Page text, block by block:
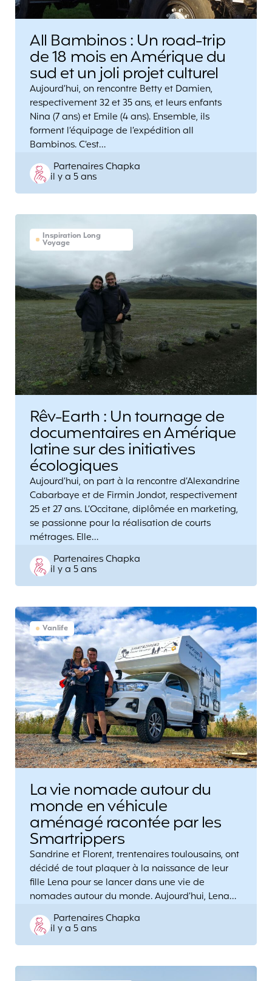
All Bambinos : Un road-trip
de 18 mois en Amérique du
sud et un joli projet culturel
Aujourd’hui, on rencontre Betty et Damien,
respectivement 32 et 35 ans, et leurs enfants
Nina (7 ans) et Emile (4 ans). Ensemble, ils
forment l’équipage de l’expédition all
Bambinos. C’est…
Posted
by
Partenaires Chapka
il y a 5 ans
Inspiration Long
Voyage
Rêv-Earth : Un tournage de
documentaires en Amérique
latine sur des initiatives
écologiques
Aujourd’hui, on part à la rencontre d’Alexandrine
Cabarbaye et de Firmin Jondot, respectivement
25 et 27 ans. L’Occitane, diplômée en marketing,
se passionne pour la réalisation de courts
métrages. Elle…
Posted
by
Partenaires Chapka
il y a 5 ans
Vanlife
La vie nomade autour du
monde en véhicule
aménagé racontée par les
Smartrippers
Sandrine et Florent, trentenaires toulousains, ont
décidé de tout plaquer à la naissance de leur
fille Lena pour se lancer dans une vie de
nomades autour du monde. Aujourd’hui, Lena…
Posted
by
Partenaires Chapka
il y a 5 ans